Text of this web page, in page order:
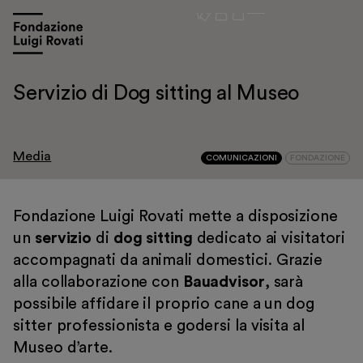
Mostre e appuntamenti
Educazione
Museo Gentile
Sostieni
Scopri
Servizio di Dog sitting al Museo
Media COMUNICAZIONI FONDAZIONE
Fondazione Luigi Rovati mette a disposizione
un servizio di dog sitting dedicato ai visitatori
accompagnati da animali domestici. Grazie
alla collaborazione con Bauadvisor, sarà
possibile affidare il proprio cane a un dog
sitter professionista e godersi la visita al
Museo d’arte.